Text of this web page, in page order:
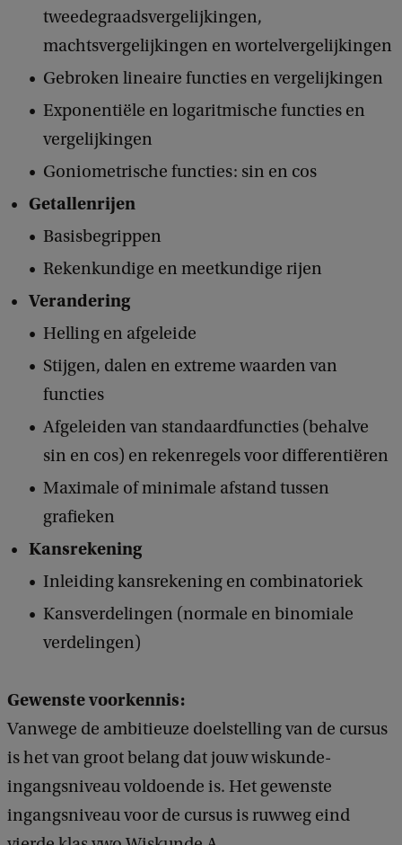
tweedegraadsvergelijkingen,
machtsvergelijkingen en wortelvergelijkingen
Gebroken lineaire functies en vergelijkingen
Exponentiële en logaritmische functies en
vergelijkingen
Goniometrische functies: sin en cos
Getallenrijen
Basisbegrippen
Rekenkundige en meetkundige rijen
Verandering
Helling en afgeleide
Stijgen, dalen en extreme waarden van
functies
Afgeleiden van standaardfuncties (behalve
sin en cos) en rekenregels voor differentiëren
Maximale of minimale afstand tussen
grafieken
Kansrekening
Inleiding kansrekening en combinatoriek
Kansverdelingen (normale en binomiale
verdelingen)
Gewenste voorkennis:
Vanwege de ambitieuze doelstelling van de cursus
is het van groot belang dat jouw wiskunde-
ingangsniveau voldoende is. Het gewenste
ingangsniveau voor de cursus is ruwweg eind